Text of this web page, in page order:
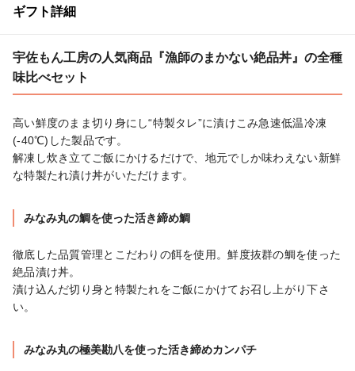
ギフト詳細
宇佐もん工房の人気商品『漁師のまかない絶品丼』の全種
味比べセット
高い鮮度のまま切り身にし“特製タレ”に漬けこみ急速低温冷凍
(-40℃)した製品です。
解凍し炊き立てご飯にかけるだけで、地元でしか味わえない新鮮
な特製たれ漬け丼がいただけます。
みなみ丸の鯛を使った活き締め鯛
徹底した品質管理とこだわりの餌を使用。鮮度抜群の鯛を使った
絶品漬け丼。
漬け込んだ切り身と特製たれをご飯にかけてお召し上がり下さ
い。
みなみ丸の極美勘八を使った活き締めカンパチ